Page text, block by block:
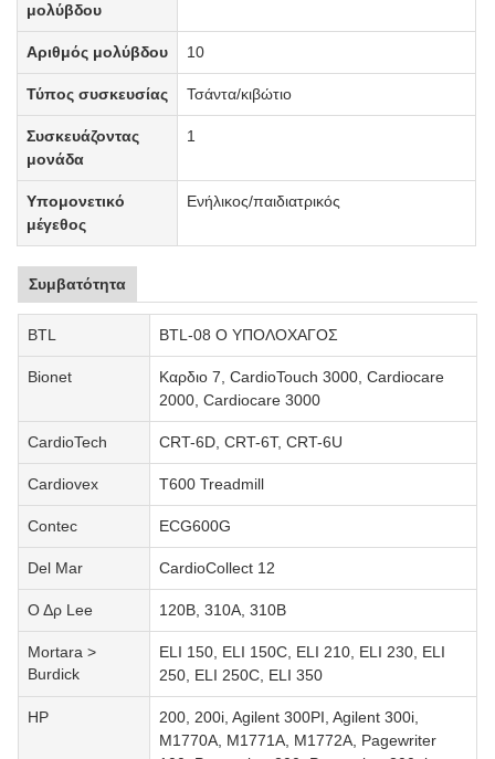
μολύβδου
Αριθμός μολύβδου 10
Τύπος συσκευσίας Τσάντα/κιβώτιο
Συσκευάζοντας
μονάδα
1
Υπομονετικό
μέγεθος
Ενήλικος/παιδιατρικός
Συμβατότητα
BTL BTL-08 Ο ΥΠΟΛΟΧΑΓΟΣ
Bionet
Καρδιο 7, CardioTouch 3000, Cardiocare
2000, Cardiocare 3000
CardioTech CRT-6D, CRT-6T, CRT-6U
Cardiovex T600 Treadmill
Contec ECG600G
Del Mar CardioCollect 12
Ο Δρ Lee 120B, 310A, 310B
Mortara >
Burdick
ELI 150, ELI 150C, ELI 210, ELI 230, ELI
250, ELI 250C, ELI 350
HP
200, 200i, Agilent 300PI, Agilent 300i,
M1770A, M1771A, M1772A, Pagewriter